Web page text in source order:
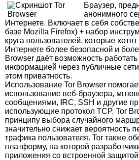
Браузер,
анонимного
Интернете. Включает в себя
базе Mozilla Firefox) + набор
круга пользователей, которые
Интернете более безопасной и
Browser даёт возможность
информацией через публичные
этом приватность.
Использование Tor Browser
использование веб-браузера,
сообщениями, IRC, SSH и другие
использующие протокол TCP. Tor
принципу выбора случайного
значительно снижает вероятность
трафика пользователя. Tor также
платформу, на которой
приложения со встроенной